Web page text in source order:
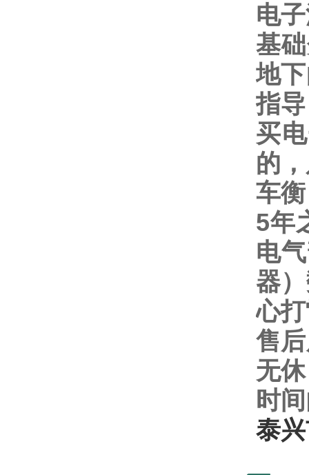
电
基
地
指
买
的
车
5年
电
器
心
售
无
时
泰